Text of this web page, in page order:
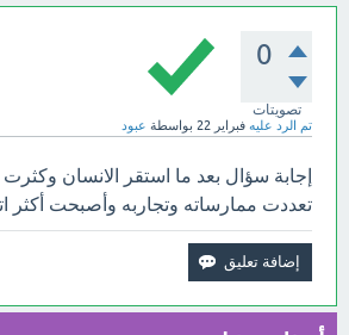
0
تصويتات
تم الرد عليه فبراير 22 بواسطة عبود
إجابة سؤال بعد ما استقر الانسان وكثرت
تعددت ممارساته وتجاربه وأصبحت أكثر